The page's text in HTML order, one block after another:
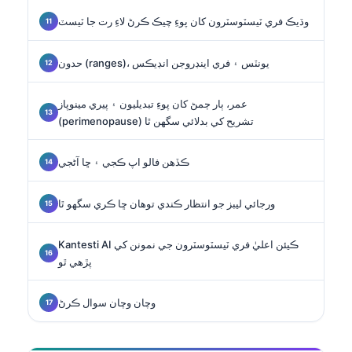
وڌيڪ فري ٽيسٽوسٽرون کان پوءِ چيڪ ڪرڻ لاءِ رت جا ٽيسٽ
حدون (ranges)، يونٽس ۽ فري اينڊروجن انڊيڪس
عمر، ٻار ڄمڻ کان پوءِ تبديليون ۽ پيري مينوپاز
(perimenopause) تشريح کي بدلائي سگهن ٿا
ڪڏهن فالو اپ ڪجي ۽ ڇا آڻجي
ورجائي ليبز جو انتظار ڪندي توهان ڇا ڪري سگهو ٿا
Kantesti AI ڪيئن اعليٰ فري ٽيسٽوسٽرون جي نمونن کي
پڙهي ٿو
وچان وچان سوال ڪرڻ